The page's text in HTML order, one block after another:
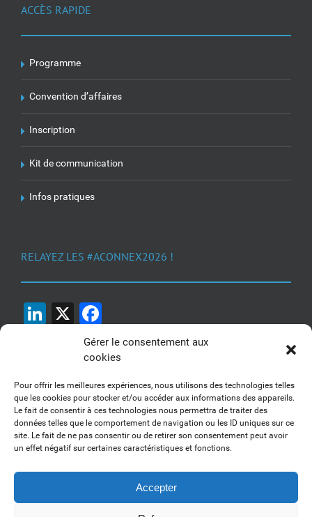
Gérer le consentement aux
cookies
Pour offrir les meilleures expériences, nous utilisons des technologies telles
que les cookies pour stocker et/ou accéder aux informations des appareils.
Le fait de consentir à ces technologies nous permettra de traiter des
données telles que le comportement de navigation ou les ID uniques sur ce
site. Le fait de ne pas consentir ou de retirer son consentement peut avoir
un effet négatif sur certaines caractéristiques et fonctions.
Accepter
ACCÈS RAPIDE
Programme
Convention d’affaires
Inscription
Kit de communication
Infos pratiques
RELAYEZ LES #ACONNEX2026 !
LinkedIn
X
1, 2, 3... Buzzez !
Découvrez nos kits communication